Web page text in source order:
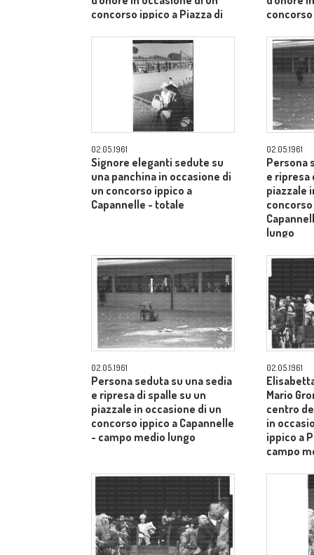
concorso ippico a Piazza di
02.05.1961
Signore eleganti sedute su
una panchina in occasione di
un concorso ippico a
Capannelle - totale
02.05.1961
Persona
e ripresa
piazzale
concorso
lungo
02.05.1961
Persona seduta su una sedia
e ripresa di spalle su un
piazzale in occasione di un
concorso ippico a Capannelle
- campo medio lungo
02.05.1961
Mario
centro
in
ippico a
campo